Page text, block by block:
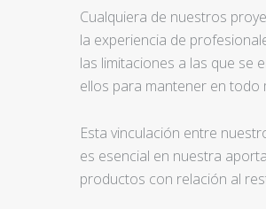
Cualquiera de nuestros
la experiencia de
las limitaciones a las que se
ellos para mantener en
Esta vinculación entre
es esencial en nuestra
productos con relación al